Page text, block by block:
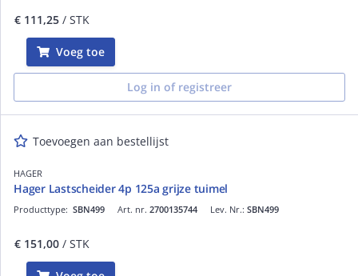
€ 111,25 / STK
Voeg toe
Log in of registreer
Toevoegen aan bestellijst
HAGER
Hager Lastscheider 4p 125a grijze tuimel
Art. nr. 2700135744
Producttype: SBN499 Lev. Nr.: SBN499
€ 151,00 / STK